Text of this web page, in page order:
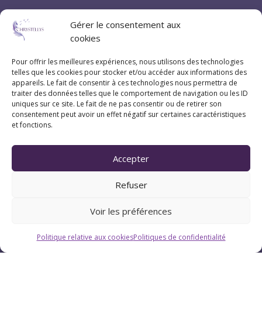
Gérer le consentement aux
cookies
Pour offrir les meilleures expériences, nous utilisons des technologies
telles que les cookies pour stocker et/ou accéder aux informations des
appareils. Le fait de consentir à ces technologies nous permettra de
traiter des données telles que le comportement de navigation ou les ID
uniques sur ce site. Le fait de ne pas consentir ou de retirer son
consentement peut avoir un effet négatif sur certaines caractéristiques
et fonctions.
Accepter
Refuser
Voir les préférences
Politique relative aux cookiesPolitiques de confidentialité
Coordonnées
07 83 20 79 47